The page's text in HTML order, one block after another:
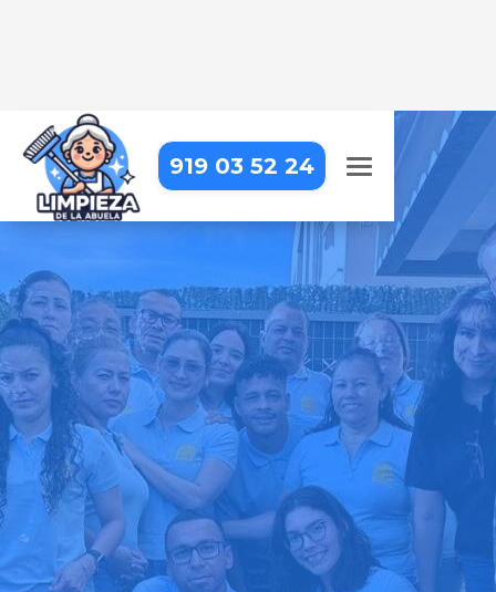
919 03 52 24
LIMPIEZA DE APARTAMENTOS
TURÍSTICOS EN
VALDEPIÉLAGOS
Dejamos tus apartamentos
impecables para que tus
huéspedes se sientan como en
casa
Pide tu presupuesto gratis